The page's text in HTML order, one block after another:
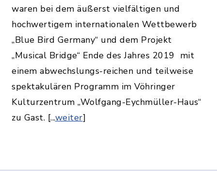
waren bei dem äußerst vielfältigen und
hochwertigem internationalen Wettbewerb
„Blue Bird Germany“ und dem Projekt
„Musical Bridge“ Ende des Jahres 2019 mit
einem abwechslungs-reichen und teilweise
spektakulären Programm im Vöhringer
Kulturzentrum „Wolfgang-Eychmüller-Haus“
zu Gast. [...weiter]